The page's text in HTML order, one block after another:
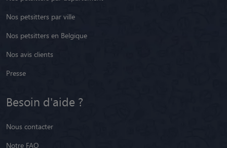
Nos petsitters par ville
Nos petsitters en Belgique
Nos avis clients
Presse
Besoin d'aide ?
Nous contacter
Notre FAQ